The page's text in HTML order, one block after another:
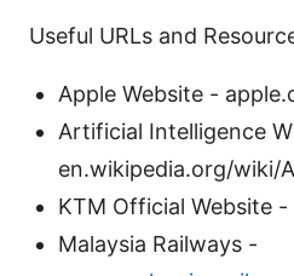
Useful URLs and
Apple Website -
Artificial Intelligence
en.wikipedia.org/wiki/
KTM Official Website
Malaysia Railways -